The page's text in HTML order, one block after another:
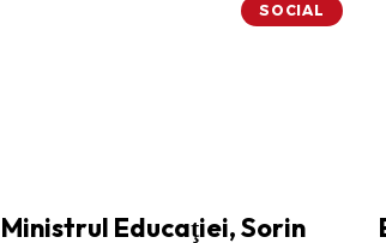
SOCIAL
Ministrul Educaţiei, Sorin